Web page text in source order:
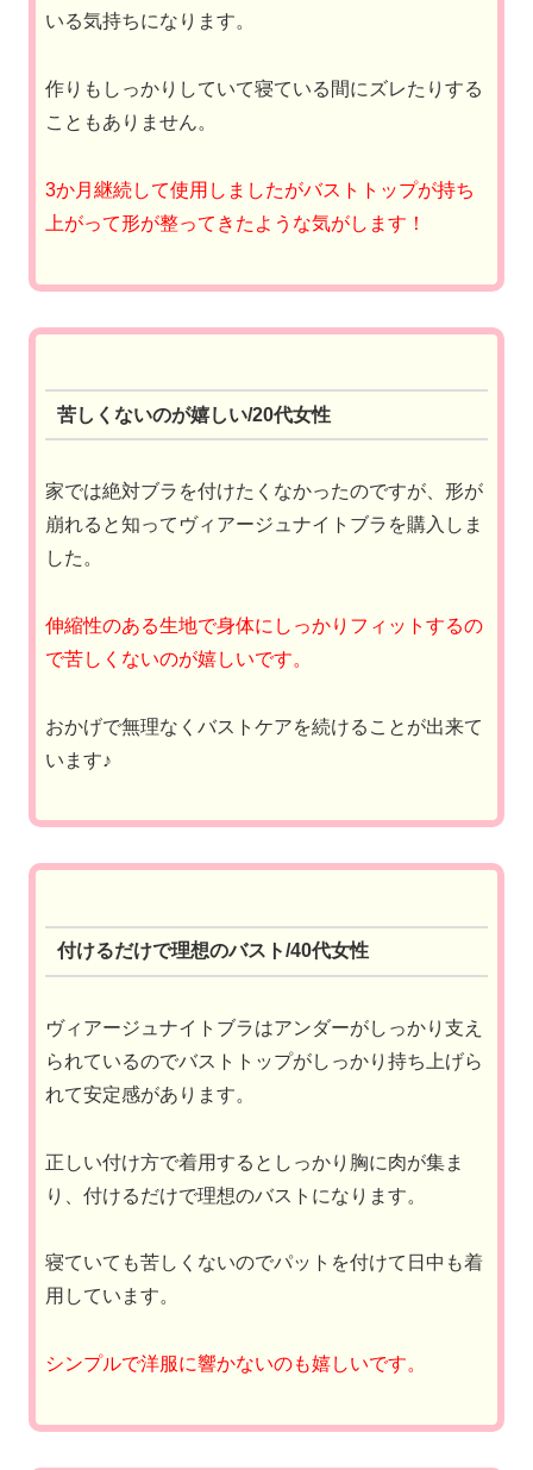
いる気持ちになります。
作りもしっかりしていて寝ている間にズレたりする
こともありません。
3か月継続して使用しましたがバストトップが持ち
上がって形が整ってきたような気がします！
苦しくないのが嬉しい/20代女性
家では絶対ブラを付けたくなかったのですが、形が
崩れると知ってヴィアージュナイトブラを購入しま
した。
伸縮性のある生地で身体にしっかりフィットするの
で苦しくないのが嬉しいです。
おかげで無理なくバストケアを続けることが出来て
います♪
付けるだけで理想のバスト/40代女性
ヴィアージュナイトブラはアンダーがしっかり支え
られているのでバストトップがしっかり持ち上げら
れて安定感があります。
正しい付け方で着用するとしっかり胸に肉が集ま
り、付けるだけで理想のバストになります。
寝ていても苦しくないのでパットを付けて日中も着
用しています。
シンプルで洋服に響かないのも嬉しいです。